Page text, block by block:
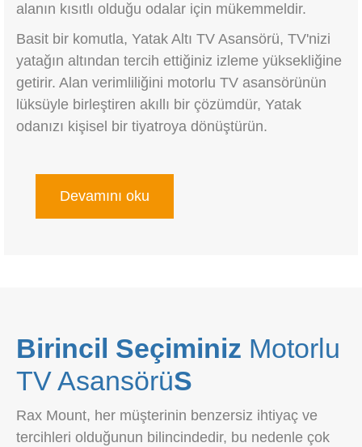
alanın kısıtlı olduğu odalar için mükemmeldir.
Basit bir komutla, Yatak Altı TV Asansörü, TV'nizi
yatağın altından tercih ettiğiniz izleme yüksekliğine
getirir. Alan verimliliğini motorlu TV asansörünün
lüksüyle birleştiren akıllı bir çözümdür, Yatak
odanızı kişisel bir tiyatroya dönüştürün.
Devamını oku
Birincil Seçiminiz Motorlu
TV AsansörüS
Rax Mount, her müşterinin benzersiz ihtiyaç ve
tercihleri ​​olduğunun bilincindedir, bu nedenle çok